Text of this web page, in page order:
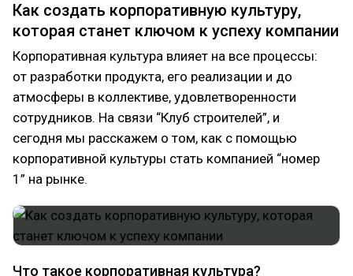
Как создать корпоративную культуру,
которая станет ключом к успеху компании
Корпоративная культура влияет на все процессы:
от разработки продукта, его реализации и до
атмосферы в коллективе, удовлетворенности
сотрудников. На связи “Клуб строителей”, и
сегодня мы расскажем о том, как с помощью
корпоративной культуры стать компанией “номер
1” на рынке.
Что такое корпоративная культура?